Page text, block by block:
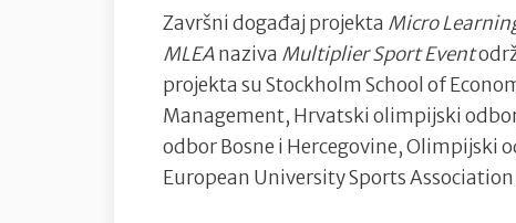
Završni događaj projekta Micro
MLEAnaziva Multiplier Sport Event
projekta su Stockholm School of
Management, Hrvatski olimpijski
odbor Bosne i Hercegovine, Olimpijski
European University Sports Association